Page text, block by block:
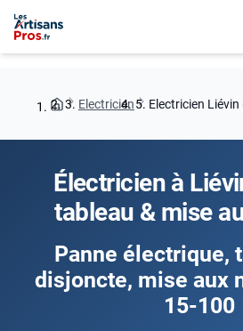
Electricien Electricien
Électricien à
tableau & mise
Panne électrique,
disjoncte, mise aux
15-100